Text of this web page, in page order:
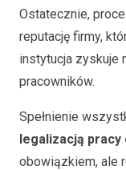
Ostatecznie,
reputację firmy,
instytucja zyskuje
pracowników.
Spełnienie
legalizacją
obowiązkiem, ale